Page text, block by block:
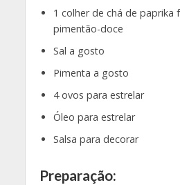
1 colher de chá de paprika
pimentão-doce
Sal a gosto
Pimenta a gosto
4 ovos para estrelar
Óleo para estrelar
Salsa para decorar
Preparação: